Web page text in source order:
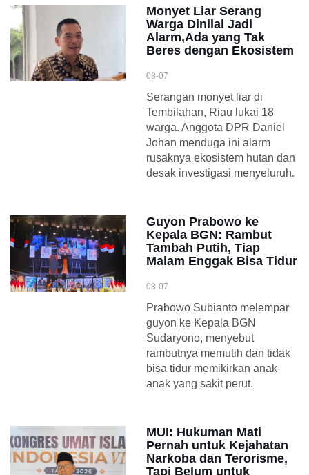
Monyet Liar Serang
Warga Dinilai Jadi
Alarm,Ada yang Tak
Beres dengan Ekosistem
08-07
Serangan monyet liar di
Tembilahan, Riau lukai 18
warga. Anggota DPR Daniel
Johan menduga ini alarm
rusaknya ekosistem hutan dan
desak investigasi menyeluruh.
Guyon Prabowo ke
Kepala BGN: Rambut
Tambah Putih, Tiap
Malam Enggak Bisa Tidur
08-07
Prabowo Subianto melempar
guyon ke Kepala BGN
Sudaryono, menyebut
rambutnya memutih dan tidak
bisa tidur memikirkan anak-
anak yang sakit perut.
MUI: Hukuman Mati
Pernah untuk Kejahatan
Narkoba dan Terorisme,
Tapi Belum untuk